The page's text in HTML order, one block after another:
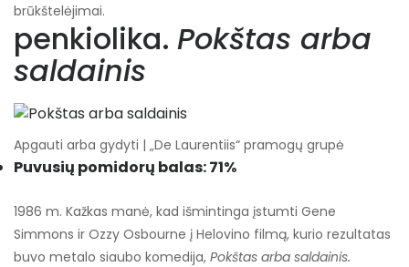
brūkštelėjimai.
penkiolika. Pokštas arba
saldainis
Apgauti arba gydyti | „De Laurentiis“ pramogų grupė
Puvusių pomidorų balas: 71%
1986 m. Kažkas manė, kad išmintinga įstumti Gene
Simmons ir Ozzy Osbourne į Helovino filmą, kurio rezultatas
buvo metalo siaubo komedija, Pokštas arba saldainis.